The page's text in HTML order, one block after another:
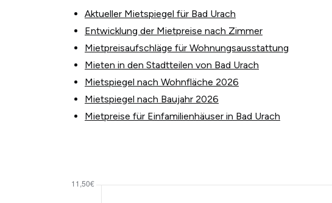
Aktueller Mietspiegel für Bad Urach
Entwicklung der Mietpreise nach Zimmer
Mietpreisaufschläge für Wohnungsausstattung
Mieten in den Stadtteilen von Bad Urach
Mietspiegel nach Wohnfläche 2026
Mietspiegel nach Baujahr 2026
Mietpreise für Einfamilienhäuser in Bad Urach